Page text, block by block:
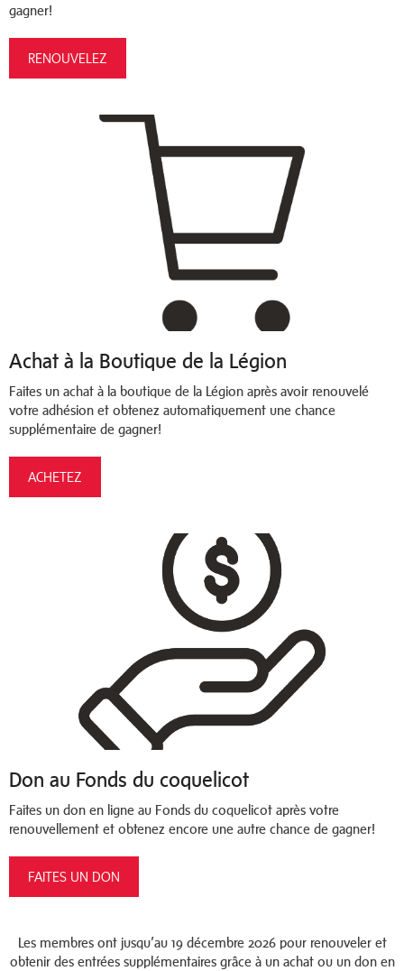
gagner!
RENOUVELEZ
Achat à la Boutique de la Légion
Faites un achat à la boutique de la Légion après avoir renouvelé
votre adhésion et obtenez automatiquement une chance
supplémentaire de gagner!
ACHETEZ
Don au Fonds du coquelicot
Faites un don en ligne au Fonds du coquelicot après votre
renouvellement et obtenez encore une autre chance de gagner!
FAITES UN DON
Les membres ont jusqu’au 19 décembre 2026 pour renouveler et
obtenir des entrées supplémentaires grâce à un achat ou un don en